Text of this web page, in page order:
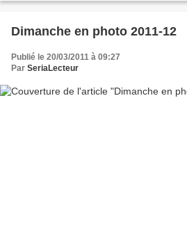
Dimanche en photo 2011-12
Publié le 20/03/2011 à 09:27
Par SeriaLecteur